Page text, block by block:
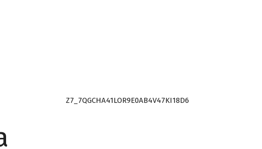
Z7_7QGCHA41LOR9E0AB4V47KI18D6